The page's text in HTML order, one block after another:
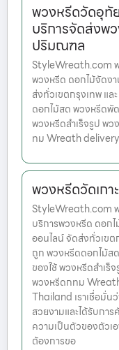
พวงหรีดวัดอุทั
บริการจัดส่งพ
ปริมณฑล
StyleWreath.com
พวงหรีด ดอกไม้จัดง
ส่งทั่วเขตกรุงเทพ แ
ดอกไม้สด พวงหรีดพั
พวงหรีดสำเร็จรูป พ
ทม Wreath
พวงหรีดวัดเกา
StyleWreath.com พ
บริการพวงหรีด ดอก
ออนไลน์ จัดส่งทั่วเข
ถูก พวงหรีดดอกไม้ส
ของใช้ พวงหรีดสำเ
พวงหรีดกทม
Thailand เราเชื่อมั่น
สวยงามและได้รับก
ความเป็นตัวของตัวเ
ต้องการขอ